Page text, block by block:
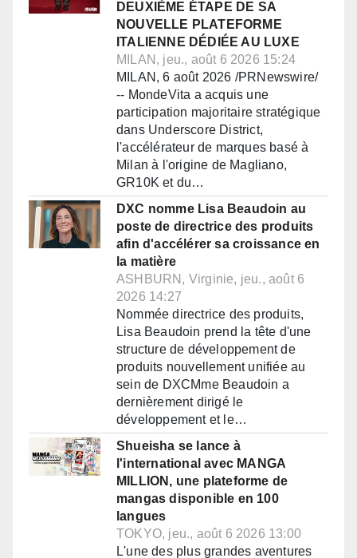
DEUXIÈME ÉTAPE DE SA
NOUVELLE PLATEFORME
ITALIENNE DÉDIÉE AU LUXE
MILAN, jeu., août 6 2026 15:24
MILAN, 6 août 2026 /PRNewswire/
-- MondeVita a acquis une
participation majoritaire stratégique
dans Underscore District,
l'accélérateur de marques basé à
Milan à l'origine de Magliano,
GR10K et du…
DXC nomme Lisa Beaudoin au
poste de directrice des produits
afin d'accélérer sa croissance en
la matière
ASHBURN, Virginie, jeu., août 6
2026 14:27
Nommée directrice des produits,
Lisa Beaudoin prend la tête d'une
structure de développement de
produits nouvellement unifiée au
sein de DXCMme Beaudoin a
dernièrement dirigé le
développement et le…
Shueisha se lance à
l'international avec MANGA
MILLION, une plateforme de
mangas disponible en 100
langues
TOKYO, jeu., août 6 2026 13:00
L'une des plus grandes aventures